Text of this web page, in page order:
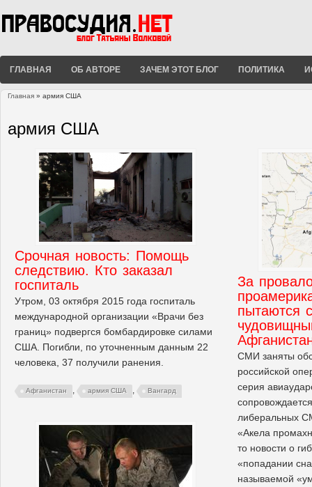
ГЛАВНАЯ ОБ АВТОРЕ ЗАЧЕМ ЭТОТ БЛОГ ПОЛИТИКА
Главная » армия США
армия США
Срочная новость: Помощь
следствию. Кто заказал
госпиталь
Утром, 03 октября 2015 года госпиталь
международной организации «Врачи без
границ» подвергся бомбардировке силами
США. Погибли, по уточненным данным 22
человека, 37 получили ранения.
Афганистан , армия США , Вангард
За
пытаются
СМИ заняты
российской
серия
либеральных
«Акела
то новости о
«попадании
называемой